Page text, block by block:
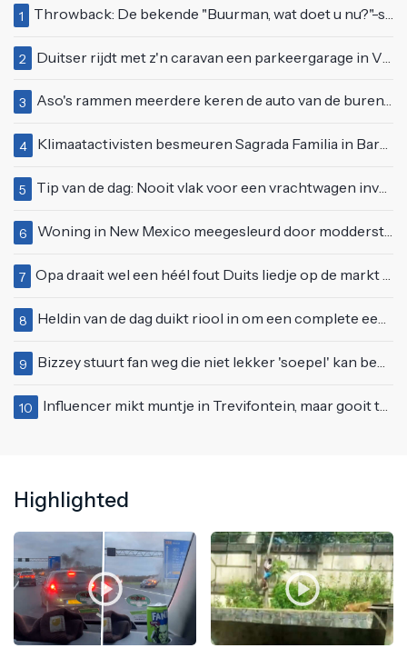
1 Throwback: De bekende "Buurman, wat doet u nu?"-scène uit Flodder met Tatjana Šimić
2 Duitser rijdt met z'n caravan een parkeergarage in Vlissingen binnen
3 Aso's rammen meerdere keren de auto van de buren, maar doen alsof er niets gebeurd is
4 Klimaatactivisten besmeuren Sagrada Familia in Barcelona met lading verf
5 Tip van de dag: Nooit vlak voor een vrachtwagen invoegen
6 Woning in New Mexico meegesleurd door modderstroom
7 Opa draait wel een héél fout Duits liedje op de markt van Emmen
8 Heldin van de dag duikt riool in om een complete eendenfamilie te redden
9 Bizzey stuurt fan weg die niet lekker 'soepel' kan bewegen op podium
10 Influencer mikt muntje in Trevifontein, maar gooit toerist bijna knock-out
Highlighted